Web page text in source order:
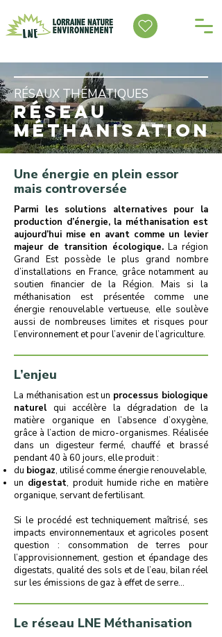
RÉSAUX THÉMATIQUES
RÉSEAU
MÉTHANISATION
Une énergie en plein essor
mais controversée
Parmi les solutions alternatives pour la
production d’énergie, la méthanisation est
aujourd’hui mise en avant comme un levier
majeur de transition écologique. La région
Grand Est possède le plus grand nombre
d’installations en France, grâce notamment au
soutien financier de la Région. Mais si la
méthanisation est présentée comme une
énergie renouvelable vertueuse, elle soulève
aussi de nombreuses limites et risques pour
l’environnement et pour l’avenir de l’agriculture.
L’enjeu
La méthanisation est un processus biologique
naturelqui accélère la dégradation de la
matière organique en l’absence d’oxygène,
grâce à l’action de micro-organismes. Réalisée
dans un digesteur fermé, chauffé et brassé
pendant 40 à 60 jours, elle produit :
du biogaz, utilisé comme énergie renouvelable,
un digestat, produit humide riche en matière
organique, servant de fertilisant.
Si le procédé est techniquement maîtrisé, ses
impacts environnementaux et agricoles posent
question : consommation de terres pour
l’approvisionnement, gestion et épandage des
digestats, qualité des sols et de l’eau, bilan réel
sur les émissions de gaz à effet de serre…
Le réseau LNE Méthanisation